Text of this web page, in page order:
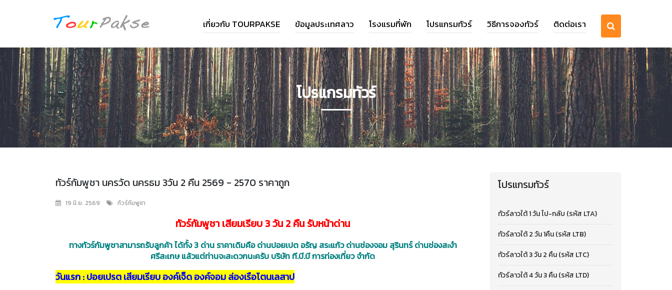
เกี่ยวกับ TOURPAKSE ข้อมูลประเทศลาว โรงแรมที่พัก โปรแกรมทัวร์ วิธีการจองทัวร์ ติดต่อเรา
โปรแกรมทัวร์
ทัวร์กัมพูชา นครวัด นครธม 3วัน 2 คืน 2569 - 2570 ราคาถูก
19 มิ.ย. 2569 ทัวร์กัมพูชา
ทัวร์กัมพูชา เสียมเรียบ 3 วัน 2 คืน รับหน้าด่าน
ทางทัวร์กัมพูชาสามารถรับลูกค้า ได้ทั้ง 3 ด่าน ราคาเดิมคือ ด่านปอยเปต อรัญ สระแก้ว ด่านช่องจอม สุรินทร์ ด่านช่องสะงำ
ศรีสะเกษ แล้วแต่ท่านจะสะดวกนะครับ บริษัท ที.บี.บี การท่องเที่ยว จำกัด
วันแรก : ปอยเปรต เสียมเรียบ องค์เจ็ด องค์จอม ล่องเรือโตนเลสาป
โปรแกรมทัวร์
ทัวร์ลาวใต้ 1 วัน ไป-กลับ (รหัส LTA)
ทัวร์ลาวใต้ 2 วัน 1คืน (รหัส LTB)
ทัวร์ลาวใต้ 3 วัน 2 คืน (รหัส LTC)
ทัวร์ลาวใต้ 4 วัน 3 คืน (รหัส LTD)